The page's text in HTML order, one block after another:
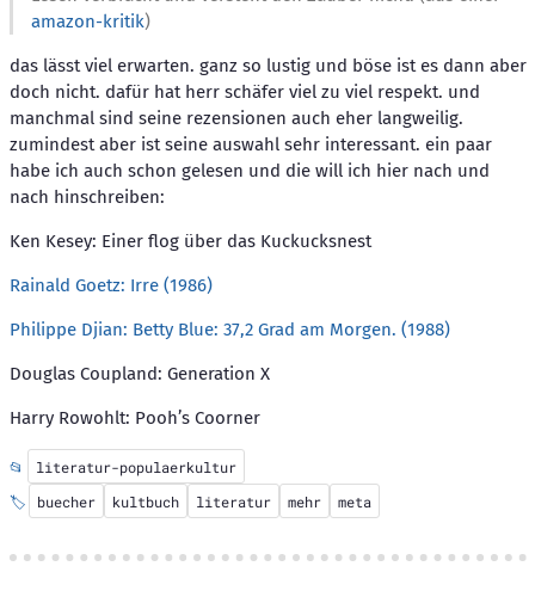
amazon-kritik)
das lässt viel erwarten. ganz so lustig und böse ist es dann aber
doch nicht. dafür hat herr schäfer viel zu viel respekt. und
manchmal sind seine rezensionen auch eher langweilig.
zumindest aber ist seine auswahl sehr interessant. ein paar
habe ich auch schon gelesen und die will ich hier nach und
nach hinschreiben:
Ken Kesey: Einer flog über das Kuckucksnest
Rainald Goetz: Irre (1986)
Philippe Djian: Betty Blue: 37,2 Grad am Morgen. (1988)
Douglas Coupland: Generation X
Harry Rowohlt: Pooh’s Coorner
📂
literatur-populaerkultur
🏷️
buecher kultbuch literatur mehr meta